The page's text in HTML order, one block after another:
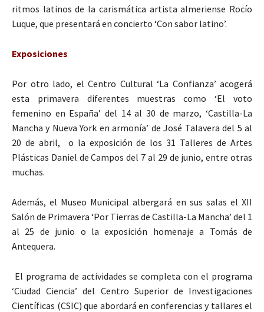
ritmos latinos de la carismática artista almeriense Rocío
Luque, que presentará en concierto ‘Con sabor latino’.
Exposiciones
Por otro lado, el Centro Cultural ‘La Confianza’ acogerá
esta primavera diferentes muestras como ‘El voto
femenino en España’ del 14 al 30 de marzo, ‘Castilla-La
Mancha y Nueva York en armonía’ de José Talavera del 5 al
20 de abril, o la exposición de los 31 Talleres de Artes
Plásticas Daniel de Campos del 7 al 29 de junio, entre otras
muchas.
Además, el Museo Municipal albergará en sus salas el XII
Salón de Primavera ‘Por Tierras de Castilla-La Mancha’ del 1
al 25 de junio o la exposición homenaje a Tomás de
Antequera.
El programa de actividades se completa con el programa
‘Ciudad Ciencia’ del Centro Superior de Investigaciones
Científicas (CSIC) que abordará en conferencias y tallares el